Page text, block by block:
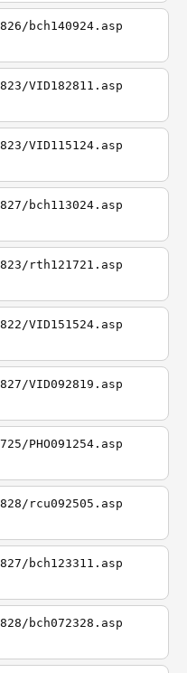
bch140924.asp
VID182811.asp
VID115124.asp
bch113024.asp
rth121721.asp
VID151524.asp
VID092819.asp
PHO091254.asp
rcu092505.asp
bch123311.asp
bch072328.asp